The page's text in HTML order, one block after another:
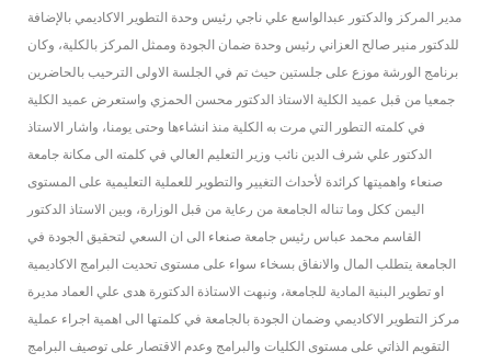
مدير المركز والدكتور عبدالواسع علي ناجي رئيس وحدة التطوير الاكاديمي بالإضافة
للدكتور منير صالح العزاني رئيس وحدة ضمان الجودة وممثل المركز بالكلية، وكان
برنامج الورشة موزع على جلستين حيث تم في الجلسة الاولى الترحيب بالحاضرين
جمعيا من قبل عميد الكلية الاستاذ الدكتور محسن الحمزي واستعرض عميد الكلية
في كلمته التطور التي مرت به الكلية منذ انشاءها وحتى يومنا، واشار الاستاذ
الدكتور علي شرف الدين نائب وزير التعليم العالي في كلمته الى مكانة جامعة
صنعاء واهميتها كرائدة لأحداث التغيير والتطوير للعملية التعليمية على المستوى
اليمن ككل وما تناله الجامعة من رعاية من قبل الوزارة، وبين الاستاذ الدكتور
القاسم محمد عباس رئيس جامعة صنعاء الى ان السعي لتحقيق الجودة في
الجامعة يتطلب المال والانفاق بسخاء سواء على مستوى تحديت البرامج الاكاديمية
او تطوير البنية المادية للجامعة، ونبهت الاستاذة الدكتورة هدى علي العماد مديرة
مركز التطوير الاكاديمي وضمان الجودة بالجامعة في كلمتها الى اهمية اجراء عملية
التقويم الذاتي على مستوى الكليات والبرامج وعدم الاقتصار على توصيف البرامج